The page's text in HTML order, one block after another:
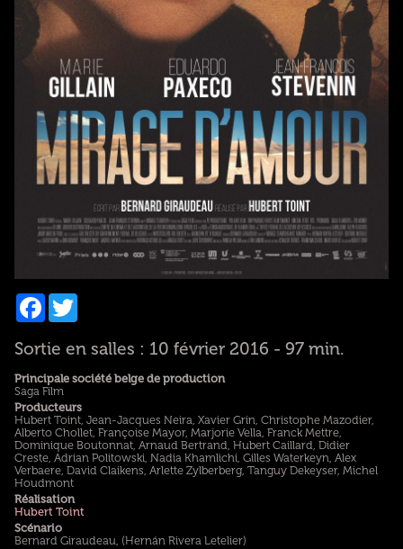
Facebook
Twitter
Sortie en salles : 10 février 2016 - 97 min.
Principale société belge de production
Saga Film
Producteurs
Hubert Toint, Jean-Jacques Neira, Xavier Grin, Christophe Mazodier,
Alberto Chollet, Françoise Mayor, Marjorie Vella, Franck Mettre,
Dominique Boutonnat, Arnaud Bertrand, Hubert Caillard, Didier
Creste, Adrian Politowski, Nadia Khamlichi, Gilles Waterkeyn, Alex
Verbaere, David Claikens, Arlette Zylberberg, Tanguy Dekeyser, Michel
Houdmont
Réalisation
Hubert Toint
Scénario
Bernard Giraudeau, (Hernán Rivera Letelier)